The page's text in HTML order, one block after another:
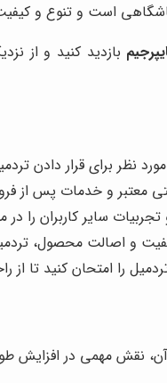
است و تنوع و
بازدید کنید و از
نظر برای قرار دادن
معتبر و خدمات پس از
تجربیات سایر کاربران را
و اصالت محصول،
را امتحان کنید تا
نقش مهمی در افزایش